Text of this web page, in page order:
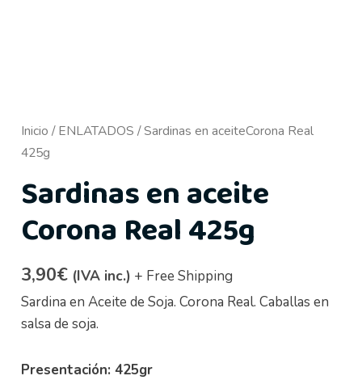
Inicio /ENLATADOS / Sardinas en aceiteCorona Real
425g
Sardinas en aceite
Corona Real 425g
3,90€ (IVA inc.) + Free Shipping
Sardina en Aceite de Soja. Corona Real. Caballas en
salsa de soja.
Presentación: 425gr